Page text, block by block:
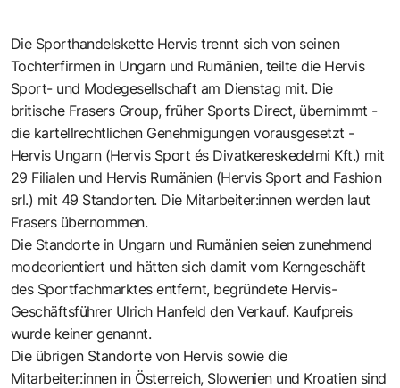
Die Sporthandelskette Hervis trennt sich von seinen
Tochterfirmen in Ungarn und Rumänien, teilte die Hervis
Sport- und Modegesellschaft am Dienstag mit. Die
britische Frasers Group, früher Sports Direct, übernimmt -
die kartellrechtlichen Genehmigungen vorausgesetzt -
Hervis Ungarn (Hervis Sport és Divatkereskedelmi Kft.) mit
29 Filialen und Hervis Rumänien (Hervis Sport and Fashion
srl.) mit 49 Standorten. Die Mitarbeiter:innen werden laut
Frasers übernommen.
Die Standorte in Ungarn und Rumänien seien zunehmend
modeorientiert und hätten sich damit vom Kerngeschäft
des Sportfachmarktes entfernt, begründete Hervis-
Geschäftsführer Ulrich Hanfeld den Verkauf. Kaufpreis
wurde keiner genannt.
Die übrigen Standorte von Hervis sowie die
Mitarbeiter:innen in Österreich, Slowenien und Kroatien sind